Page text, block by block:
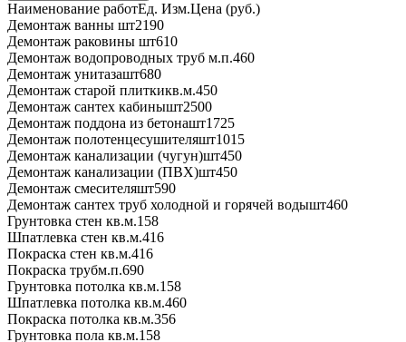
Наименование работЕд. Изм.Цена (руб.)
Демонтаж ванны шт2190
Демонтаж раковины шт610
Демонтаж водопроводных труб м.п.460
Демонтаж унитазашт680
Демонтаж старой плиткикв.м.450
Демонтаж сантех кабинышт2500
Демонтаж поддона из бетонашт1725
Демонтаж полотенцесушителяшт1015
Демонтаж канализации (чугун)шт450
Демонтаж канализации (ПВХ)шт450
Демонтаж смесителяшт590
Демонтаж сантех труб холодной и горячей водышт460
Грунтовка стен кв.м.158
Шпатлевка стен кв.м.416
Покраска стен кв.м.416
Покраска трубм.п.690
Грунтовка потолка кв.м.158
Шпатлевка потолка кв.м.460
Покраска потолка кв.м.356
Грунтовка пола кв.м.158